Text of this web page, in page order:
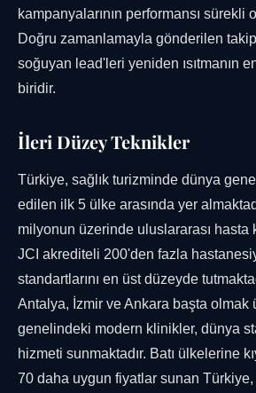
kampanyalarının performansı sürekli
Doğru zamanlamayla gönderilen
soğuyan lead'leri yeniden ısıtmanın
biridir.
İleri Düzey Teknikler
Türkiye, sağlık turizminde dünya
edilen ilk 5 ülke arasında yer
milyonun üzerinde uluslararası hasta
JCI akrediteli 200'den fazla
standartlarını en üst düzeyde
Antalya, İzmir ve Ankara başta olmak
genelindeki modern klinikler, dünya
hizmeti sunmaktadır. Batı ülkelerine
70 daha uygun fiyatlar sunan Türkiye,